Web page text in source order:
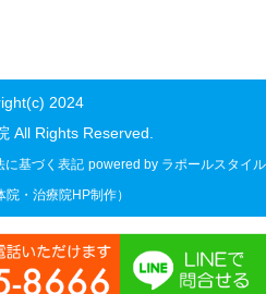
2024
All Rights Reserved.
に基づく表記 powered by ラポールスタイル
院・治療院HP制作）